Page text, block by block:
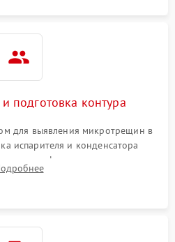
1800 ₽
подготовка контура
для выявления микротрещин в
испарителя и конденсатора
старого фильтра-осушителя и
для устранения засоров.